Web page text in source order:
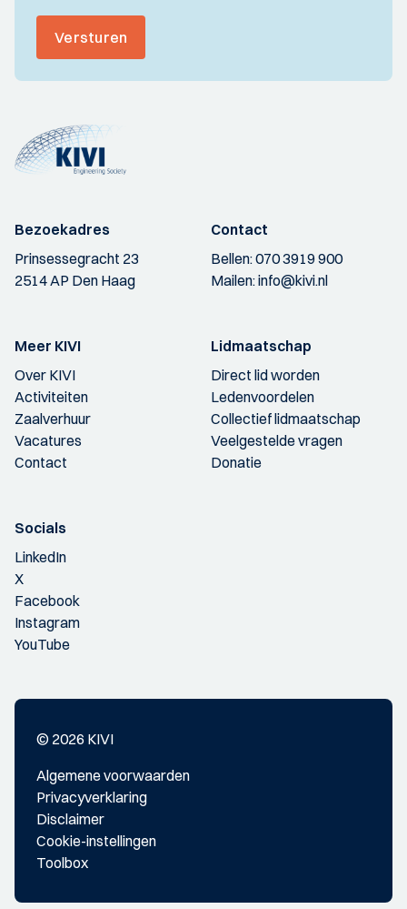
Versturen
Bezoekadres
Prinsessegracht 23
2514 AP Den Haag
Contact
Bellen:070 3919 900
Mailen:info@kivi.nl
Meer KIVI
Over KIVI
Activiteiten
Zaalverhuur
Vacatures
Contact
Lidmaatschap
Direct lid worden
Ledenvoordelen
Collectief lidmaatschap
Veelgestelde vragen
Donatie
Socials
LinkedIn
X
Facebook
Instagram
YouTube
© 2026 KIVI
Algemene voorwaarden
Privacyverklaring
Disclaimer
Cookie-instellingen
Toolbox